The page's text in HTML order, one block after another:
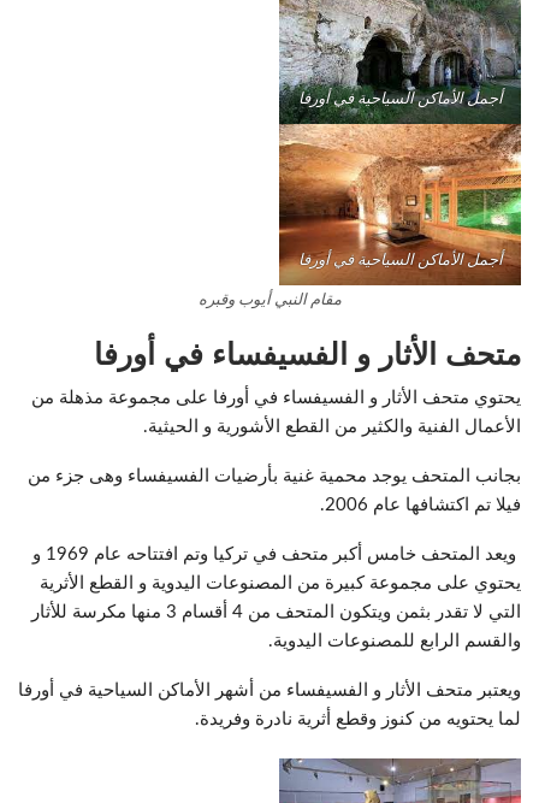
أجمل الأماكن السياحية في أورفا
أجمل الأماكن السياحية في أورفا
مقام النبي أيوب وقبره
متحف الأثار و الفسيفساء في أورفا
يحتوي متحف الأثار و الفسيفساء في أورفا على مجموعة مذهلة من
الأعمال الفنية والكثير من القطع الأشورية و الحيثية.
بجانب المتحف يوجد محمية غنية بأرضيات الفسيفساء وهى جزء من
فيلا تم اكتشافها عام 2006.
ويعد المتحف خامس أكبر متحف في تركيا وتم افتتاحه عام 1969 و
يحتوي على مجموعة كبيرة من المصنوعات اليدوية و القطع الأثرية
التي لا تقدر بثمن ويتكون المتحف من 4 أقسام 3 منها مكرسة للأثار
والقسم الرابع للمصنوعات اليدوية.
ويعتبر متحف الأثار و الفسيفساء من أشهر الأماكن السياحية في أورفا
لما يحتويه من كنوز وقطع أثرية نادرة وفريدة.